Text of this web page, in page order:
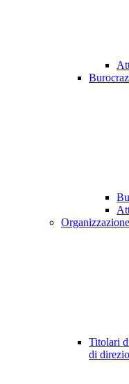
Organizzazione
Titolari
di